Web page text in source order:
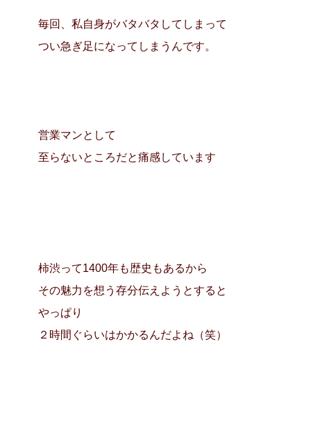
毎回、私自身がバタバタしてしまって
つい急ぎ足になってしまうんです。
営業マンとして
至らないところだと痛感しています
柿渋って1400年も歴史もあるから
その魅力を想う存分伝えようとすると
やっぱり
２時間ぐらいはかかるんだよね（笑）